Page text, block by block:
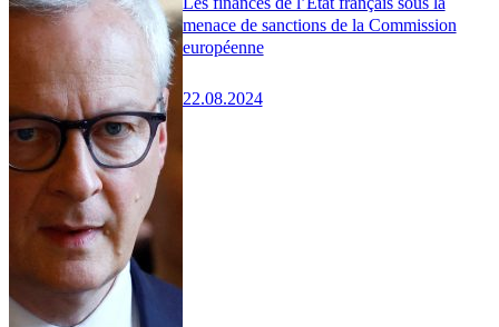
menace de sanctions de la Commission
européenne
22.08.2024